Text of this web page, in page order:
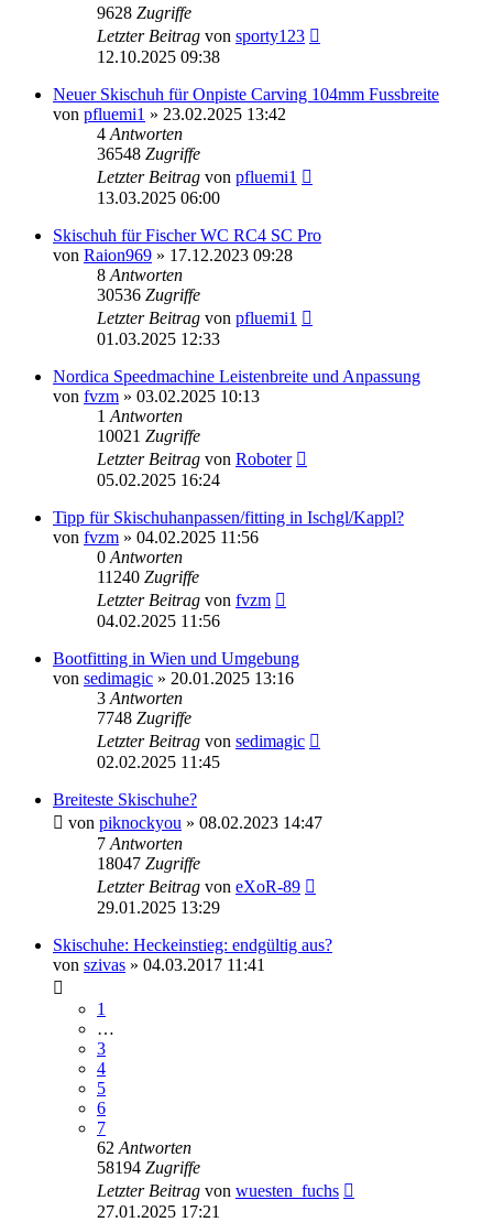
9628 Zugriffe
Letzter Beitrag von sporty123
12.10.2025 09:38
Neuer Skischuh für Onpiste Carving 104mm Fussbreite
von pfluemi1 » 23.02.2025 13:42
4 Antworten
36548 Zugriffe
Letzter Beitrag von pfluemi1
13.03.2025 06:00
Skischuh für Fischer WC RC4 SC Pro
von Raion969 » 17.12.2023 09:28
8 Antworten
30536 Zugriffe
Letzter Beitrag von pfluemi1
01.03.2025 12:33
Nordica Speedmachine Leistenbreite und Anpassung
von fvzm » 03.02.2025 10:13
1 Antworten
10021 Zugriffe
Letzter Beitrag von Roboter
05.02.2025 16:24
Tipp für Skischuhanpassen/fitting in Ischgl/Kappl?
von fvzm » 04.02.2025 11:56
0 Antworten
11240 Zugriffe
Letzter Beitrag von fvzm
04.02.2025 11:56
Bootfitting in Wien und Umgebung
von sedimagic » 20.01.2025 13:16
3 Antworten
7748 Zugriffe
Letzter Beitrag von sedimagic
02.02.2025 11:45
Breiteste Skischuhe?
von piknockyou » 08.02.2023 14:47
7 Antworten
18047 Zugriffe
Letzter Beitrag von eXoR-89
29.01.2025 13:29
Skischuhe: Heckeinstieg: endgültig aus?
von szivas » 04.03.2017 11:41
1
…
3
4
5
6
7
62 Antworten
58194 Zugriffe
Letzter Beitrag von wuesten_fuchs
27.01.2025 17:21